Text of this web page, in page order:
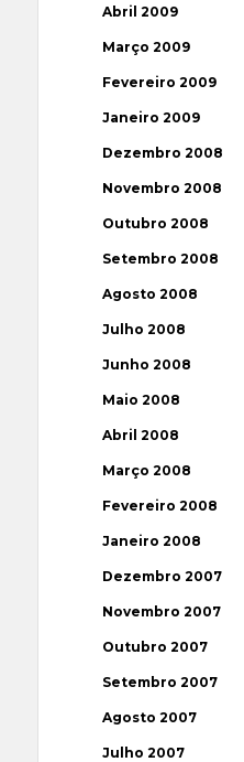
Abril 2009
Março 2009
Fevereiro 2009
Janeiro 2009
Dezembro 2008
Novembro 2008
Outubro 2008
Setembro 2008
Agosto 2008
Julho 2008
Junho 2008
Maio 2008
Abril 2008
Março 2008
Fevereiro 2008
Janeiro 2008
Dezembro 2007
Novembro 2007
Outubro 2007
Setembro 2007
Agosto 2007
Julho 2007